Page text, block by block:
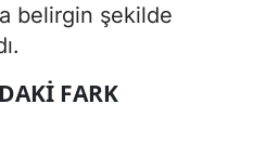
belirgin şekilde
FARK